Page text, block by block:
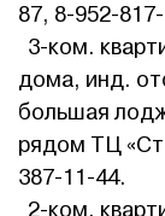
87, 8-952-
3-ком.
дома, инд.
большая
рядом ТЦ
387-11-44.